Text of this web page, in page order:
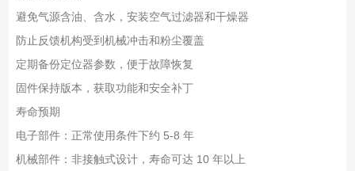
避免气源含油、含水，安装空气过滤器和干燥器
防止反馈机构受到机械冲击和粉尘覆盖
定期备份定位器参数，便于故障恢复
固件保持版本，获取功能和安全补丁
寿命预期
电子部件：正常使用条件下约 5-8 年
机械部件：非接触式设计，寿命可达 10 年以上